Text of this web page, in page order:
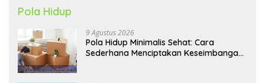
Pola Hidup
9 Agustus 2026
Pola Hidup Minimalis Sehat: Cara
Sederhana Menciptakan Keseimbangan